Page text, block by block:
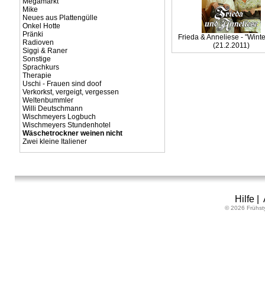
Mike
Neues aus Plattengülle
Onkel Hotte
Pränki
Radioven
Siggi & Raner
Sonstige
Sprachkurs
Therapie
Uschi - Frauen sind doof
Verkorkst, vergeigt, vergessen
Weltenbummler
Willi Deutschmann
Wischmeyers Logbuch
Wischmeyers Stundenhotel
Wäschetrockner weinen nicht
Zwei kleine Italiener
Frieda & Anneliese -
(21.2.2011)
Hilfe|
© 2026